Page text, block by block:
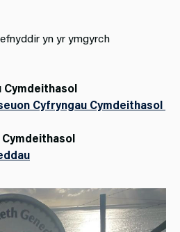
yn yr ymgyrch
Cymdeithasol
Cyfryngau Cymdeithasol